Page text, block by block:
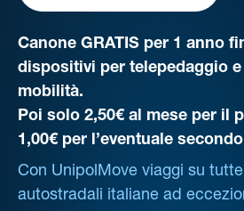
Canone GRATIS per 1 anno
dispositivi per telepedaggio
mobilità.
Poi solo 2,50€ al mese per il
1,00€ per l’eventuale
Con UnipolMove viaggi su
autostradali italiane ad